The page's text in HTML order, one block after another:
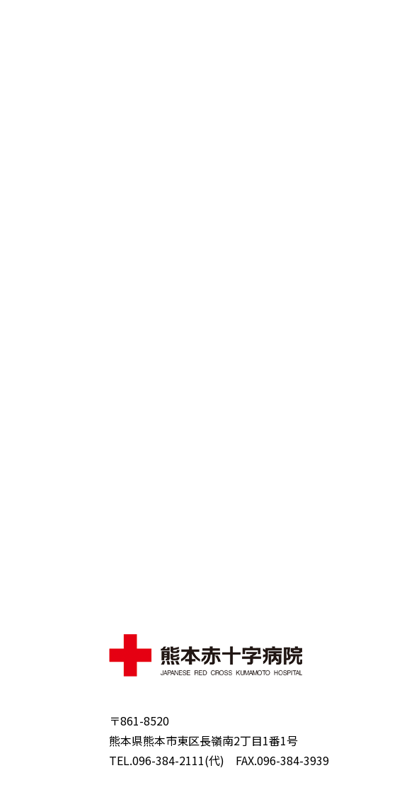
〒861-8520
熊本県熊本市東区長嶺南2丁目1番1号
TEL.096-384-2111(代) FAX.096-384-3939